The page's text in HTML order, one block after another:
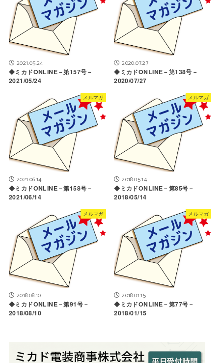
2021.05.24
◆ミカドONLINE－第157号－
2021/05/24
2020.07.27
◆ミカドONLINE－第138号－
2020/07/27
メルマガ
2021.06.14
◆ミカドONLINE－第158号－
2021/06/14
メルマガ
2018.05.14
◆ミカドONLINE－第85号－
2018/05/14
メルマガ
2018.08.10
◆ミカドONLINE－第91号－
2018/08/10
メルマガ
2018.01.15
◆ミカドONLINE－第77号－
2018/01/15